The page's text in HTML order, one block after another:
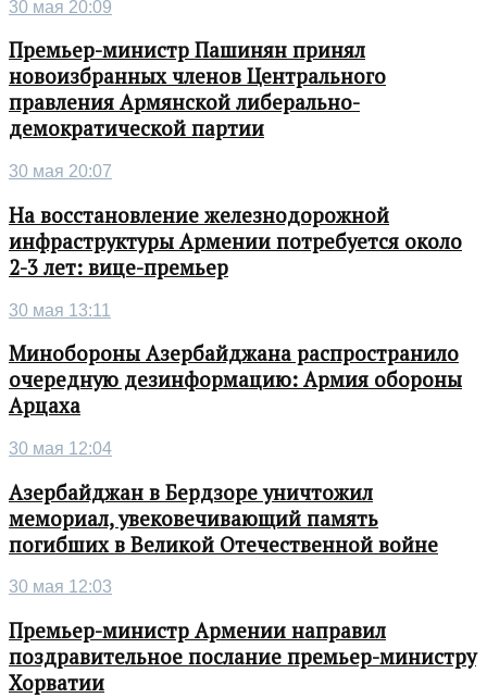
30 мая 20:09
Премьер-министр Пашинян принял
новоизбранных членов Центрального
правления Армянской либерально-
демократической партии
30 мая 20:07
На восстановление железнодорожной
инфраструктуры Армении потребуется около
2-3 лет: вице-премьер
30 мая 13:11
Минобороны Азербайджана распространило
очередную дезинформацию: Армия обороны
Арцаха
30 мая 12:04
Азербайджан в Бердзоре уничтожил
мемориал, увековечивающий память
погибших в Великой Отечественной войне
30 мая 12:03
Премьер-министр Армении направил
поздравительное послание премьер-министру
Хорватии